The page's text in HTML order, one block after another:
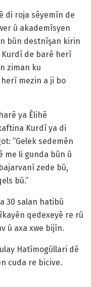
di roja sêyemîn de
û akademîsyen
bûn destnîşan kirin
Kurdî de barê herî
ziman ku
mezin a ji bo
ya Êlihê
Kurdî ya di
“Gelek sedemên
me li gunda bûn û
zede bû,
bû.”
30 salan hatibû
qedexeyê re rû
û axa xwe bijîn.
Hatîmogûllari dê
cuda re bicive.